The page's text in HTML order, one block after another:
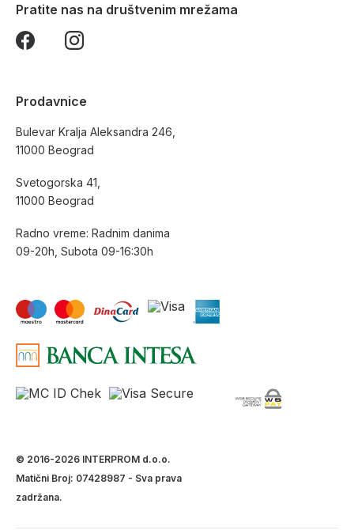
Pratite nas na društvenim mrežama
Prodavnice
Bulevar Kralja Aleksandra 246,
11000 Beograd
Svetogorska 41,
11000 Beograd
Radno vreme: Radnim danima
09-20h, Subota 09-16:30h
© 2016-2026 INTERPROM d.o.o.
Matični Broj: 07428987 - Sva prava
zadržana.